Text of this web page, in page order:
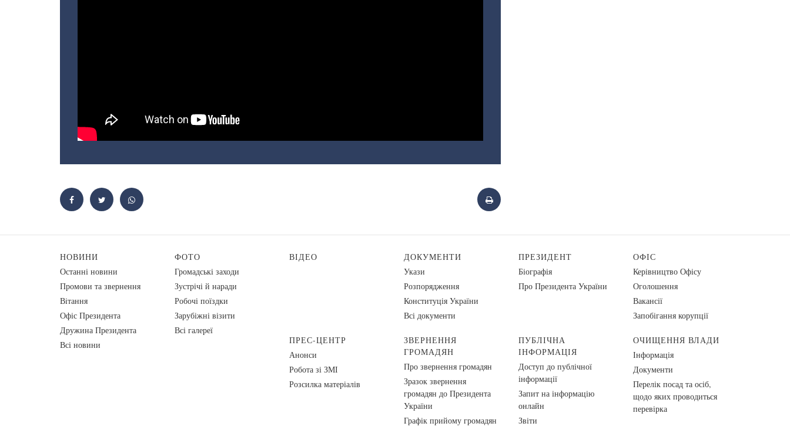
НОВИНИ
Останні новини
Промови та звернення
Вiтання
Офіс Президента
Дружина Президента
Всі новини
ФОТО
Громадські заходи
Зустрічі й наради
Робочі поїздки
Зарубіжні візити
Всі галереї
ВІДЕО
ДОКУМЕНТИ
Укази
Розпорядження
Конституція України
Всі документи
ПРЕЗИДЕНТ
Біографія
Про Президента України
ОФІС
Керівництво Офісу
Оголошення
Вакансії
Запобігання корупції
ПРЕС-ЦЕНТР
Анонси
Робота зі ЗМІ
Розсилка матеріалів
ЗВЕРНЕННЯ
ГРОМАДЯН
Про звернення громадян
Зразок звернення
громадян до Президента
України
Графік прийому громадян
ПУБЛІЧНА
ІНФОРМАЦІЯ
Доступ до публічної
інформації
Запит на інформацію
онлайн
Звіти
ОЧИЩЕННЯ ВЛАДИ
Інформація
Документи
Перелік посад та осіб,
щодо яких проводиться
перевірка